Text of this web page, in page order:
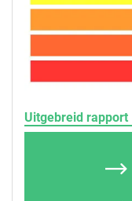
Uitgebreid rapport